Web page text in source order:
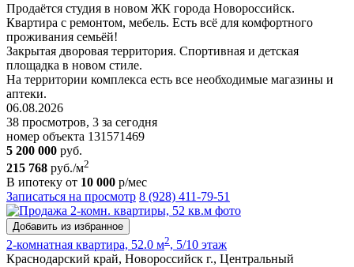
Продаётся студия в новом ЖК города Новороссийск.
Квартира с ремонтом, мебель. Есть всё для комфортного
проживания семьёй!
Закрытая дворовая территория. Спортивная и детская
площадка в новом стиле.
На территории комплекса есть все необходимые магазины и
аптеки.
06.08.2026
38 просмотров, 3 за сегодня
номер объекта 131571469
5 200 000 руб.
215 768 руб./м2
В ипотеку от 10 000 р/мес
Записаться на просмотр 8 (928) 411-79-51
Добавить из избранное
2-комнатная квартира, 52.0 м2, 5/10 этаж
Краснодарский край, Новороссийск г., Центральный